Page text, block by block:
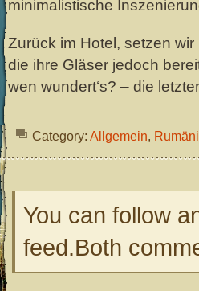
minimalistische
Zurück im Hotel, setzen
die ihre Gläser jedoch
wen wundert‘s? – die
Category: Allgemein,
You can follow
feed.Both